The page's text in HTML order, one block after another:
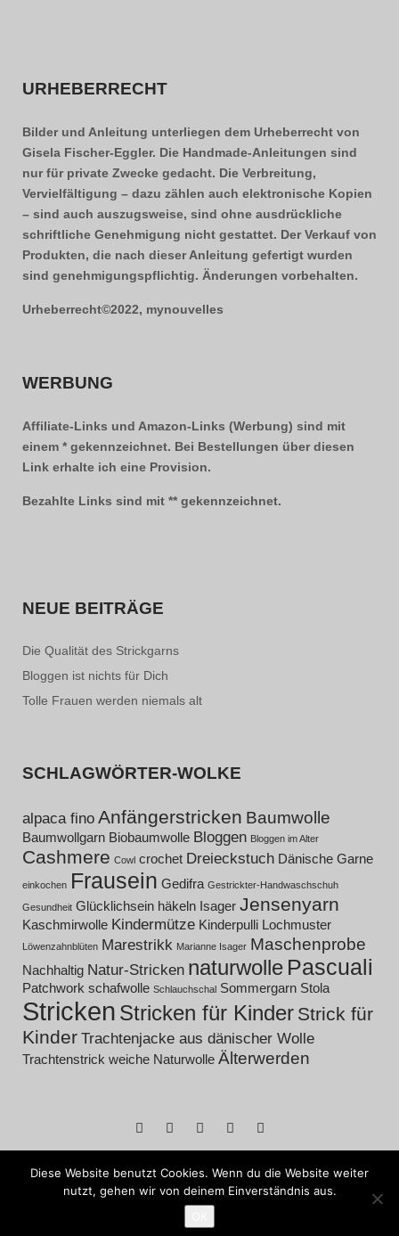
URHEBERRECHT
Bilder und Anleitung unterliegen dem Urheberrecht von
Gisela Fischer-Eggler. Die Handmade-Anleitungen sind
nur für private Zwecke gedacht. Die Verbreitung,
Vervielfältigung – dazu zählen auch elektronische Kopien
– sind auch auszugsweise, sind ohne ausdrückliche
schriftliche Genehmigung nicht gestattet. Der Verkauf von
Produkten, die nach dieser Anleitung gefertigt wurden
sind genehmigungspflichtig. Änderungen vorbehalten.
Urheberrecht©2022, mynouvelles
WERBUNG
Affiliate-Links und Amazon-Links (Werbung) sind mit
einem * gekennzeichnet. Bei Bestellungen über diesen
Link erhalte ich eine Provision.
Bezahlte Links sind mit ** gekennzeichnet.
NEUE BEITRÄGE
Die Qualität des Strickgarns
Bloggen ist nichts für Dich
Tolle Frauen werden niemals alt
SCHLAGWÖRTER-WOLKE
alpaca fino Anfängerstricken Baumwolle
Baumwollgarn Biobaumwolle Bloggen Bloggen im Alter
Cashmere Cowl crochet Dreieckstuch Dänische Garne
einkochen Frausein Gedifra Gestrickter-Handwaschschuh
Gesundheit Glücklichsein häkeln Isager Jensenyarn
Kaschmirwolle Kindermütze Kinderpulli Lochmuster
Löwenzahnblüten Marestrikk Marianne Isager Maschenprobe
Nachhaltig Natur-Stricken naturwolle Pascuali
Patchwork schafwolle Schlauchschal Sommergarn Stola
Stricken Stricken für Kinder Strick für
Kinder Trachtenjacke aus dänischer Wolle
Trachtenstrick weiche Naturwolle Älterwerden
Diese Website benutzt Cookies. Wenn du die Website weiter
nutzt, gehen wir von deinem Einverständnis aus.